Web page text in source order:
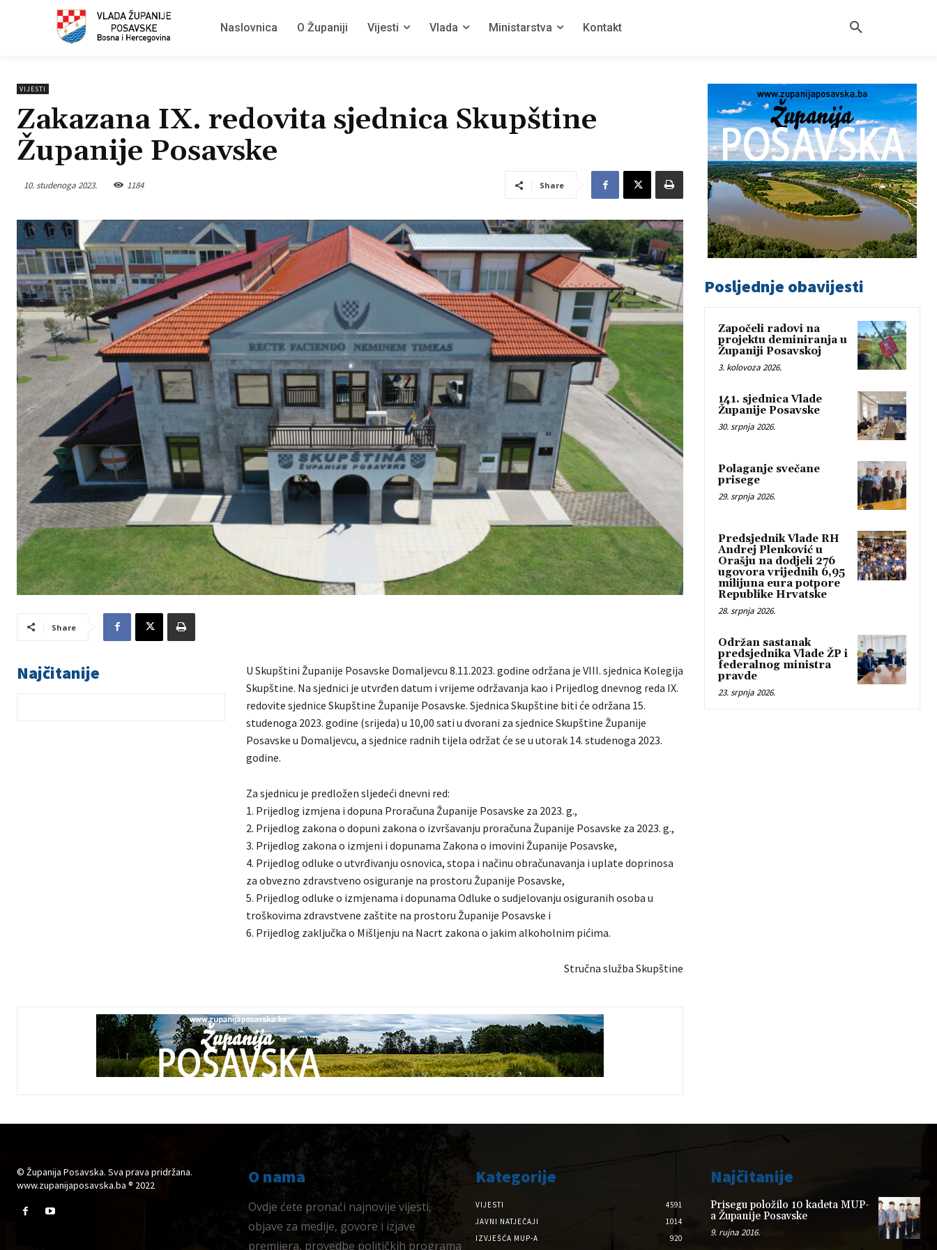
Naslovnica O Županiji Vijesti Vlada Ministarstva Kontakt
VIJESTI
Zakazana IX. redovita sjednica Skupštine
Županije Posavske
10. studenoga 2023. 1184 Share
Share
Najčitanije
U Skupštini Županije Posavske Domaljevcu 8.11.2023. godine održana je VIII. sjednica Kolegija
Skupštine. Na sjednici je utvrđen datum i vrijeme održavanja kao i Prijedlog dnevnog reda IX.
redovite sjednice Skupštine Županije Posavske. Sjednica Skupštine biti će održana 15.
studenoga 2023. godine (srijeda) u 10,00 sati u dvorani za sjednice Skupštine Županije
Posavske u Domaljevcu, a sjednice radnih tijela održat će se u utorak 14. studenoga 2023.
godine.
Za sjednicu je predložen sljedeći dnevni red:
1. Prijedlog izmjena i dopuna Proračuna Županije Posavske za 2023. g.,
2. Prijedlog zakona o dopuni zakona o izvršavanju proračuna Županije Posavske za 2023. g.,
3. Prijedlog zakona o izmjeni i dopunama Zakona o imovini Županije Posavske,
4. Prijedlog odluke o utvrđivanju osnovica, stopa i načinu obračunavanja i uplate doprinosa
za obvezno zdravstveno osiguranje na prostoru Županije Posavske,
5. Prijedlog odluke o izmjenama i dopunama Odluke o sudjelovanju osiguranih osoba u
troškovima zdravstvene zaštite na prostoru Županije Posavske i
6. Prijedlog zaključka o Mišljenju na Nacrt zakona o jakim alkoholnim pićima.
Stručna služba Skupštine
Posljednje obavijesti
Započeli radovi na
projektu deminiranja u
Županiji Posavskoj
3. kolovoza 2026.
141. sjednica Vlade
Županije Posavske
30. srpnja 2026.
Polaganje svečane
prisege
29. srpnja 2026.
Predsjednik Vlade RH
Andrej Plenković u
Orašju na dodjeli 276
ugovora vrijednih 6,95
milijuna eura potpore
Republike Hrvatske
28. srpnja 2026.
Održan sastanak
predsjednika Vlade ŽP i
federalnog ministra
pravde
23. srpnja 2026.
© Županija Posavska. Sva prava pridržana.
www.zupanijaposavska.ba ® 2022
O nama
Ovdje ćete pronaći najnovije vijesti,
objave za medije, govore i izjave
premijera, provedbe političkih programa
Kategorije
VIJESTI
4591
JAVNI NATJEČAJI
1014
IZVJEŠĆA MUP-A
920
Najčitanije
Prisegu položilo 10 kadeta MUP-
a Županije Posavske
9. rujna 2016.